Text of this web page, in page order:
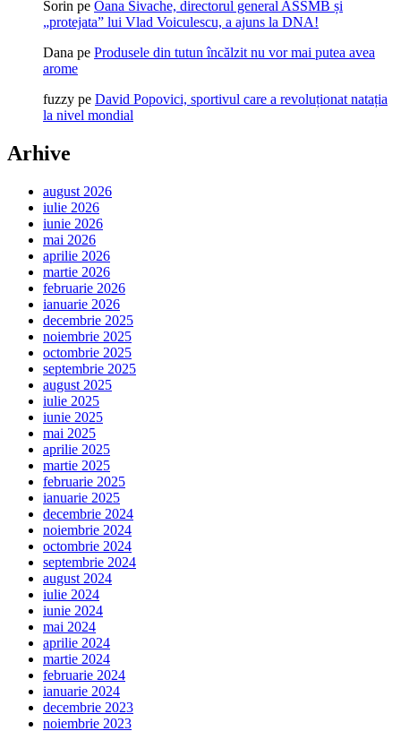
Sorin pe Oana Sivache, directorul general ASSMB și
„protejata” lui Vlad Voiculescu, a ajuns la DNA!
Dana pe Produsele din tutun încălzit nu vor mai putea avea
arome
fuzzy pe David Popovici, sportivul care a revoluționat natația
la nivel mondial
Arhive
august 2026
iulie 2026
iunie 2026
mai 2026
aprilie 2026
martie 2026
februarie 2026
ianuarie 2026
decembrie 2025
noiembrie 2025
octombrie 2025
septembrie 2025
august 2025
iulie 2025
iunie 2025
mai 2025
aprilie 2025
martie 2025
februarie 2025
ianuarie 2025
decembrie 2024
noiembrie 2024
octombrie 2024
septembrie 2024
august 2024
iulie 2024
iunie 2024
mai 2024
aprilie 2024
martie 2024
februarie 2024
ianuarie 2024
decembrie 2023
noiembrie 2023